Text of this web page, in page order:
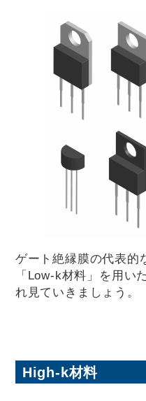
ゲート絶縁膜の代表的
「Low-k材料」を用い
れ見ていきましょう。
High-k材料